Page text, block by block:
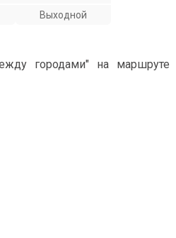
Выходной
городами" на